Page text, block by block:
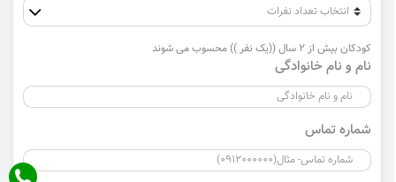
کودکان بیش از 2 سال ((یک نفر )) محسوب می شوند
نام و نام خانوادگی
شماره تماس